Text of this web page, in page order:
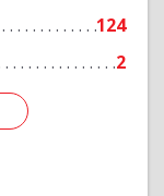
124
2